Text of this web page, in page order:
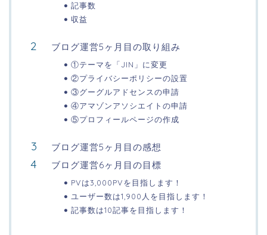
記事数
収益
ブログ運営5ヶ月目の取り組み
①テーマを「JIN」に変更
②プライバシーポリシーの設置
③グーグルアドセンスの申請
④アマゾンアソシエイトの申請
⑤プロフィールページの作成
ブログ運営5ヶ月目の感想
ブログ運営6ヶ月目の目標
PVは3,000PVを目指します！
ユーザー数は1,900人を目指します！
記事数は10記事を目指します！